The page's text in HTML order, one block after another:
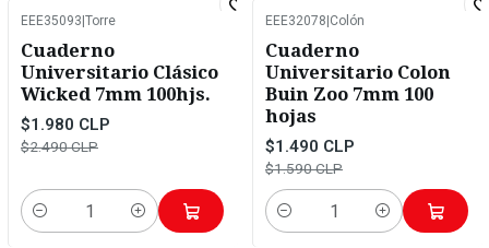
EEE35093 Torre
Cuaderno
Universitario Clásico
Wicked 7mm 100hjs.
$1.980 CLP
$2.490 CLP
Cantidad
EEE32078 Colón
Cuaderno
Universitario Colon
Buin Zoo 7mm 100
hojas
$1.490 CLP
$1.590 CLP
Cantidad